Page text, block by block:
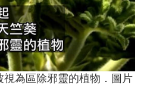
為區除邪靈的植物．圖片